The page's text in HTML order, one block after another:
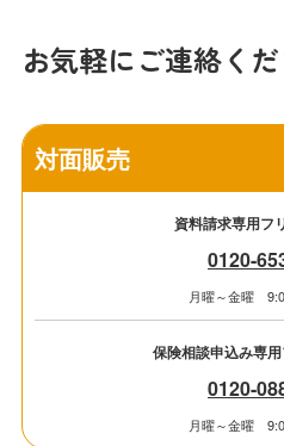
お気軽にご連絡くだ
対面販売
資料請求専用フ
0120-
月曜～金曜
保険相談申込み専
0120-
月曜～金曜